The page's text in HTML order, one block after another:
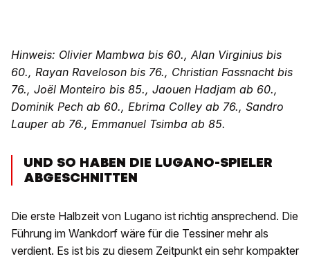
Hinweis: Olivier Mambwa bis 60., Alan Virginius bis
60., Rayan Raveloson bis 76., Christian Fassnacht bis
76., Joël Monteiro bis 85., Jaouen Hadjam ab 60.,
Dominik Pech ab 60., Ebrima Colley ab 76., Sandro
Lauper ab 76., Emmanuel Tsimba ab 85.
UND SO HABEN DIE LUGANO-SPIELER
ABGESCHNITTEN
Die erste Halbzeit von Lugano ist richtig ansprechend. Die
Führung im Wankdorf wäre für die Tessiner mehr als
verdient. Es ist bis zu diesem Zeitpunkt ein sehr kompakter